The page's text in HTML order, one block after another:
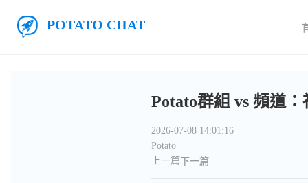
Potato聊天
Potato群組 vs 頻道
2026-07-08 14:01:16
Potato
上一篇下一篇